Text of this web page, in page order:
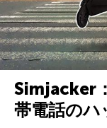
Simjacker
帯電話のハ